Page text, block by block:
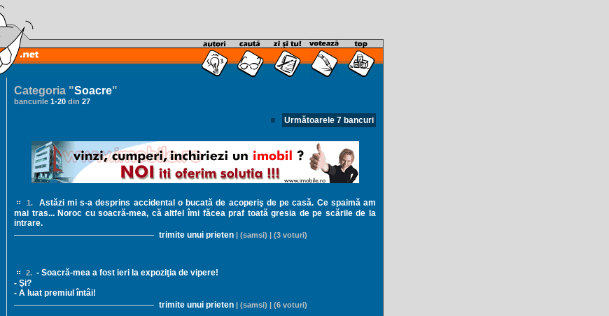
Categoria "Soacre"
bancurile 1-20 din 27
Următoarele 7 bancuri
1.
Astăzi mi s-a desprins accidental o bucată de acoperiş de pe casă. Ce spaimă am
mai tras... Noroc cu soacră-mea, că altfel îmi făcea praf toată gresia de pe scările de la
intrare.
trimite unui prieten | (samsi) | (3 voturi)
2. - Soacră-mea a fost ieri la expoziţia de vipere!
- Şi?
- A luat premiul întâi!
trimite unui prieten | (samsi) | (6 voturi)